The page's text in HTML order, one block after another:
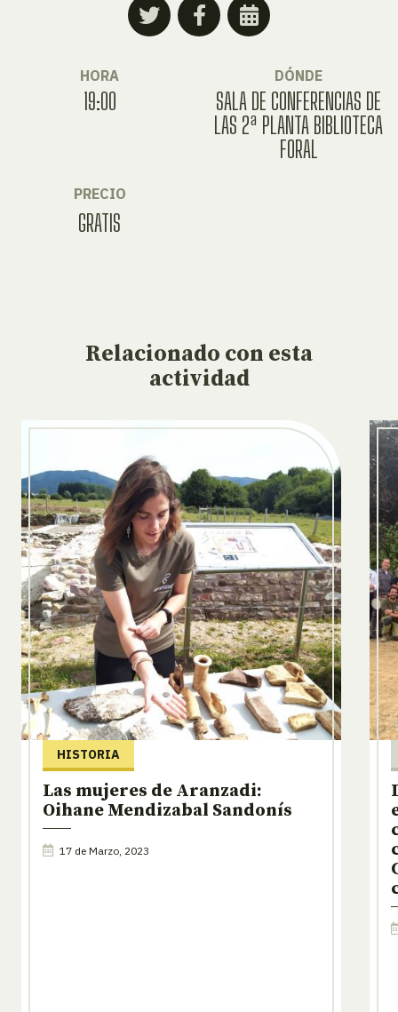
HORA
19:00
DÓNDE
SALA DE CONFERENCIAS DE
LAS 2ª PLANTA BIBLIOTECA
FORAL
PRECIO
GRATIS
Relacionado con esta
actividad
HISTORIA
Las mujeres de Aranzadi:
Oihane Mendizabal Sandonís
17 de Marzo, 2023